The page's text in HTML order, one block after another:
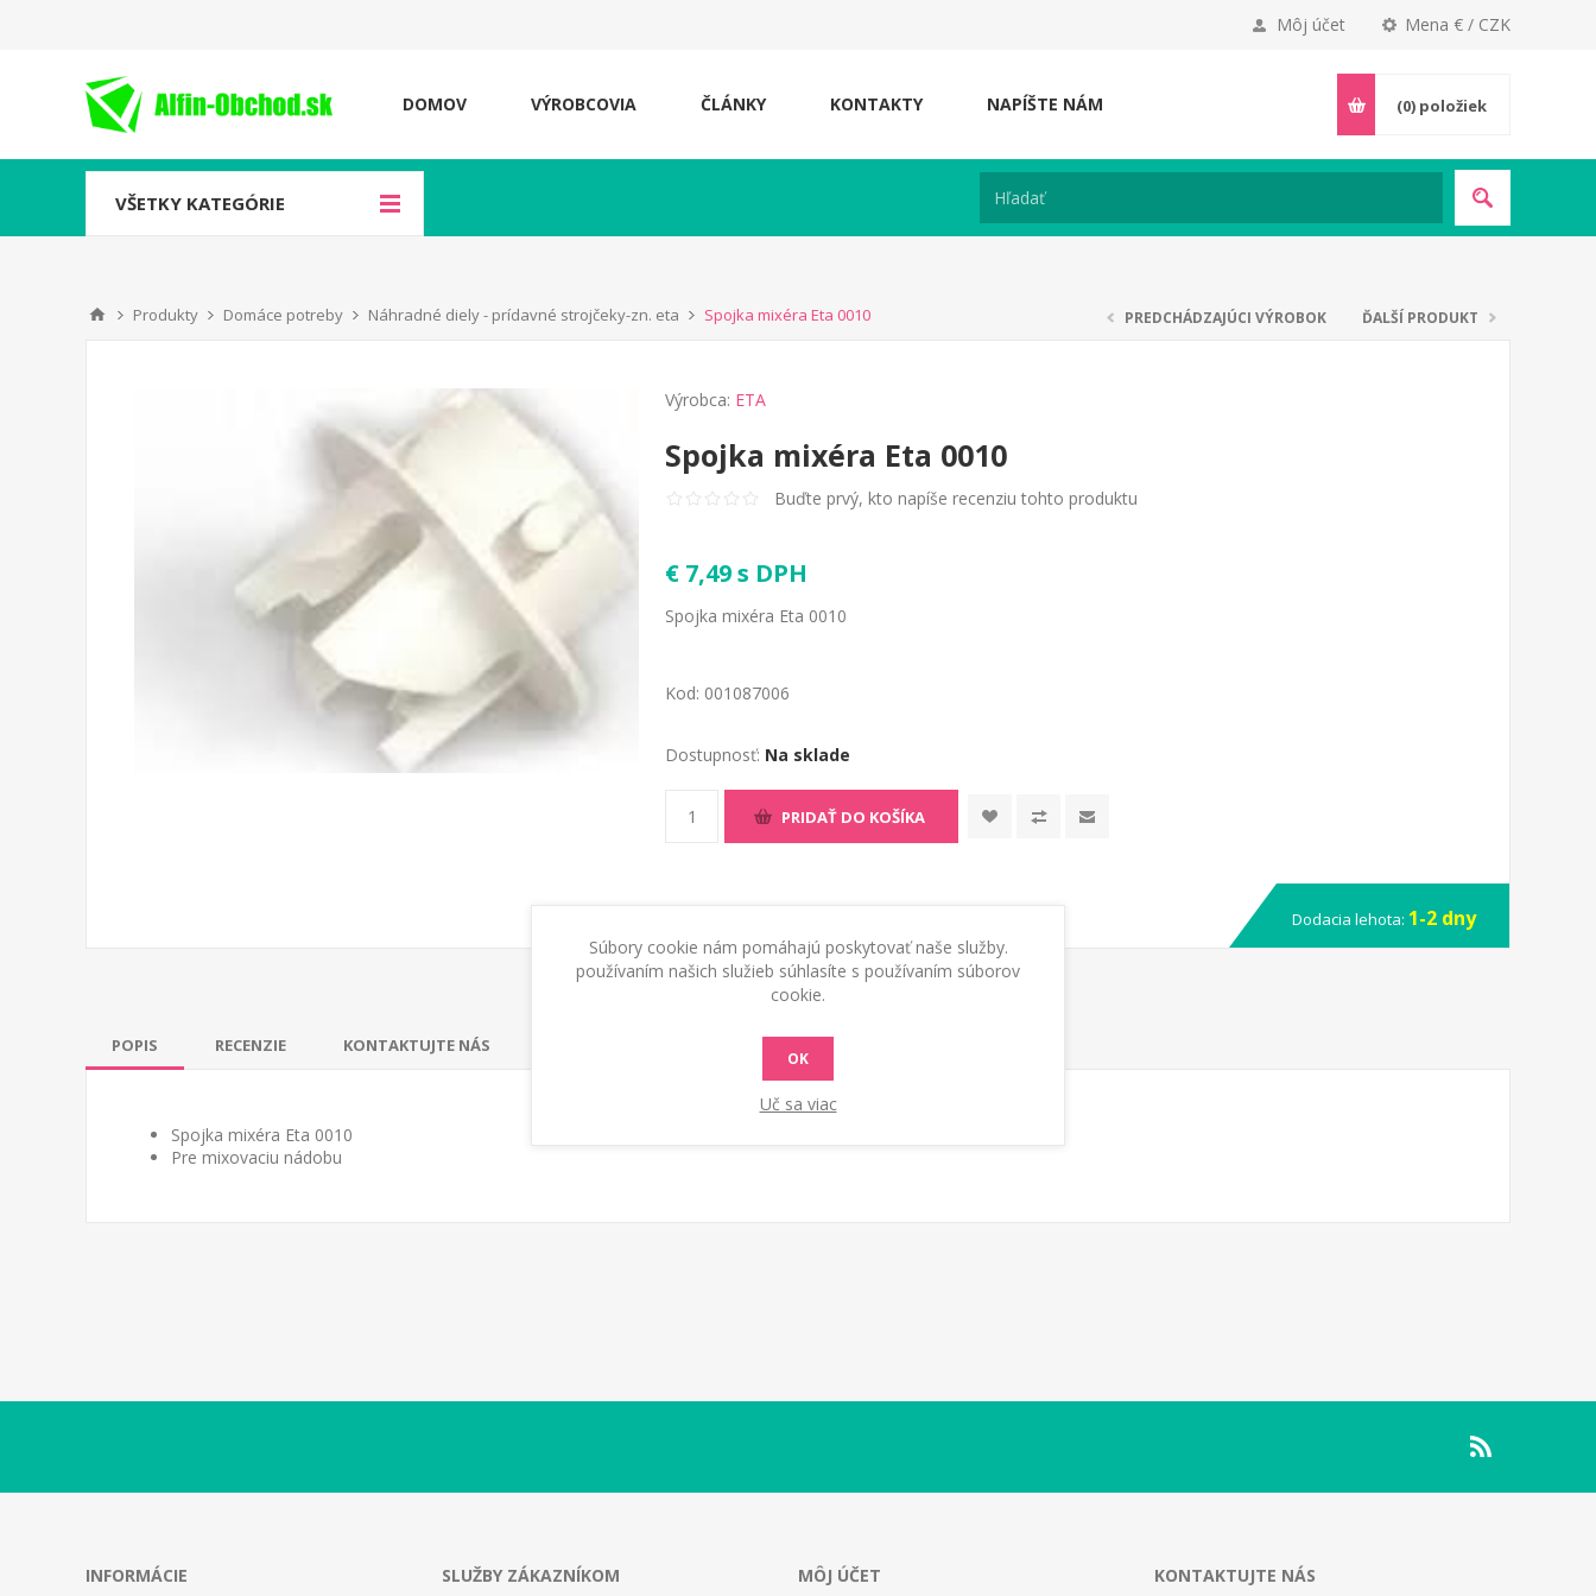
Mena € / CZK
Môj účet
DOMOV VÝROBCOVIA ČLÁNKY KONTAKTY NAPÍŠTE NÁM (0) položiek
VŠETKY KATEGÓRIE
Produkty Domáce potreby Náhradné diely - prídavné strojčeky-zn. eta Spojka mixéra Eta 0010 PREDCHÁDZAJÚCI VÝROBOK ĎALŠÍ PRODUKT
Výrobca: ETA
Spojka mixéra Eta 0010
Buďte prvý, kto napíše recenziu tohto produktu
€ 7,49 s DPH
Spojka mixéra Eta 0010
Kod: 001087006
Dostupnosť: Na sklade
PRIDAŤ DO KOŠÍKA
Dodacia lehota: 1-2 dny
POPIS RECENZIE KONTAKTUJTE NÁS
Spojka mixéra Eta 0010
Pre mixovaciu nádobu
INFORMÁCIE SLUŽBY ZÁKAZNÍKOM MÔJ ÚČET KONTAKTUJTE NÁS
Súbory cookie nám pomáhajú poskytovať naše služby.
používaním našich služieb súhlasíte s používaním súborov
cookie.
OK
Uč sa viac